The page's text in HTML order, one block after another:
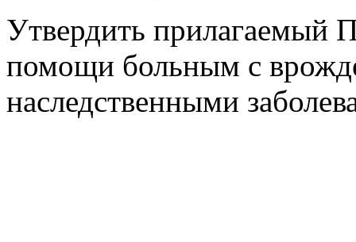
Утвердить прилагаемый
помощи больным с
наследственными